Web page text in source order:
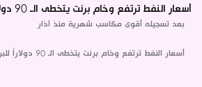
أسعار النفط ترتفع وخام برنت يتخطى الـ 90 دولاراً للبرميل
بعد تسجيله أقوى مكاسب شهرية منذ آذار
أسعار النفط ترتفع وخام برنت يتخطى الـ 90 دولاراً للبرميل